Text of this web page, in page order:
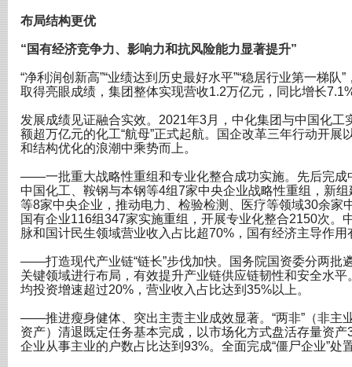
布局结构更优
“国有经济竞争力、影响力和抗风险能力显著提升”
“净利润创新高”“业绩达到历史最好水平”“稳居行业第一梯
取得亮眼成绩，集团整体实现营收1.2万亿元，同比增长
发展成绩见证融合实效。2021年3月，中化集团与中国化工
额超万亿元的化工“航母”正式起航。国企改革三年行动开展
和结构优化的浪潮中乘势而上。
——一批重大战略性重组和专业化整合成功实施。先后完成
中国化工、鞍钢与本钢等4组7家中央企业战略性重组，新
等8家中央企业，推动电力、检验检测、医疗等领域30余家
国有企业116组347家实施重组，开展专业化整合2150次。
脉和国计民生领域营业收入占比超70%，国有经济主导作用
——打造现代产业链“链长”步伐加快。国务院国资委分两批
关键领域进行布局，有效提升产业链供应链韧性和安全水
均投资增速超过20%，营业收入占比达到35%以上。
——推进瘦身健体、突出主责主业成效显著。“两非”（非主
资产）清退既定任务基本完成，以市场化方式盘活存量资
企业从事主业的户数占比达到93%。全面完成“僵尸企业”处